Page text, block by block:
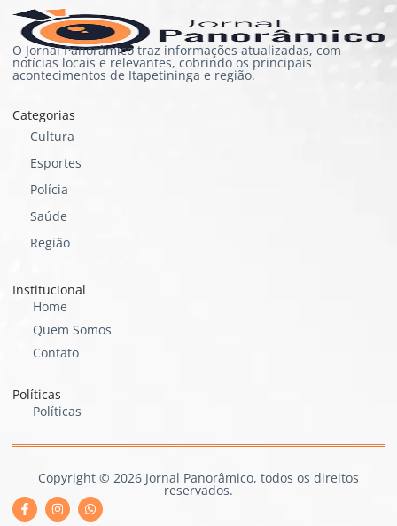
O Jornal Panorâmico traz informações atualizadas, com
notícias locais e relevantes, cobrindo os principais
acontecimentos de Itapetininga e região.
Categorias
Cultura
Esportes
Polícia
Saúde
Região
Institucional
Home
Quem Somos
Contato
Políticas
Políticas
Copyright © 2026 Jornal Panorâmico, todos os direitos
reservados.